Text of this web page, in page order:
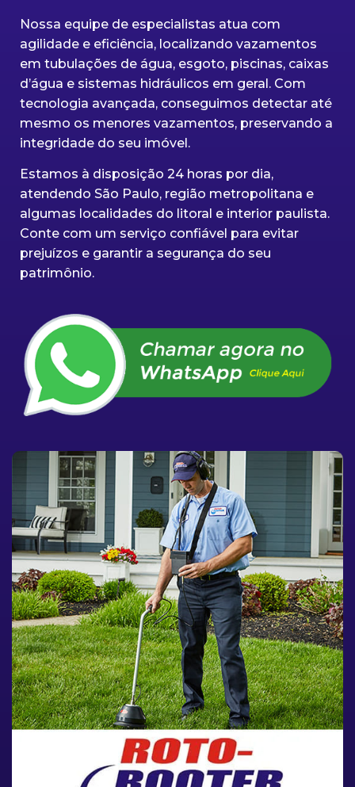
Nossa equipe de especialistas atua com
agilidade e eficiência, localizando vazamentos
em tubulações de água, esgoto, piscinas, caixas
d’água e sistemas hidráulicos em geral. Com
tecnologia avançada, conseguimos detectar até
mesmo os menores vazamentos, preservando a
integridade do seu imóvel.
Estamos à disposição 24 horas por dia,
atendendo São Paulo, região metropolitana e
algumas localidades do litoral e interior paulista.
Conte com um serviço confiável para evitar
prejuízos e garantir a segurança do seu
patrimônio.